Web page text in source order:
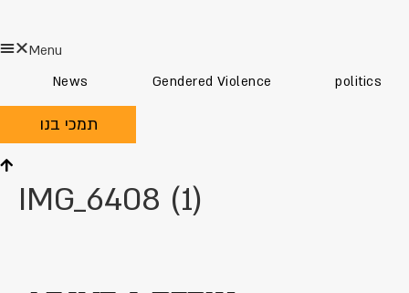
Menu
News
Gendered Violence politics
תמכי בנו
IMG_6408 (1)